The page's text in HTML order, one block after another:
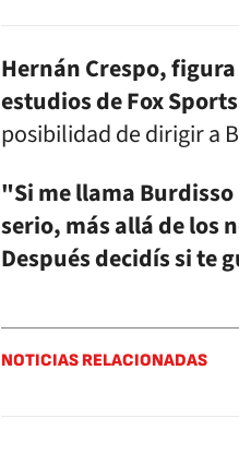
Hernán Crespo,
estudios de Fox
posibilidad de dirigir a
"Si me llama
serio, más allá de los
Después decidís si te
NOTICIAS RELACIONADAS